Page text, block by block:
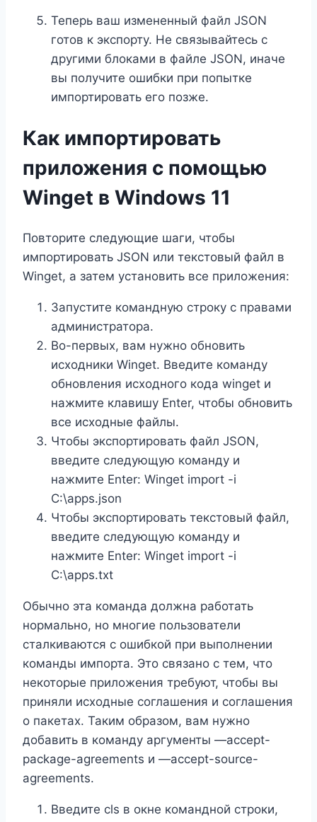
Теперь ваш измененный файл JSON
готов к экспорту. Не связывайтесь с
другими блоками в файле JSON, иначе
вы получите ошибки при попытке
импортировать его позже.
Как импортировать
приложения с помощью
Winget в Windows 11
Повторите следующие шаги, чтобы
импортировать JSON или текстовый файл в
Winget, а затем установить все приложения:
Запустите командную строку с правами
администратора.
Во-первых, вам нужно обновить
исходники Winget. Введите команду
обновления исходного кода winget и
нажмите клавишу Enter, чтобы обновить
все исходные файлы.
Чтобы экспортировать файл JSON,
введите следующую команду и
нажмите Enter: Winget import -i
C:\apps.json
Чтобы экспортировать текстовый файл,
введите следующую команду и
нажмите Enter: Winget import -i
C:\apps.txt
Обычно эта команда должна работать
нормально, но многие пользователи
сталкиваются с ошибкой при выполнении
команды импорта. Это связано с тем, что
некоторые приложения требуют, чтобы вы
приняли исходные соглашения и соглашения
о пакетах. Таким образом, вам нужно
добавить в команду аргументы —accept-
package-agreements и —accept-source-
agreements.
Введите cls в окне командной строки,